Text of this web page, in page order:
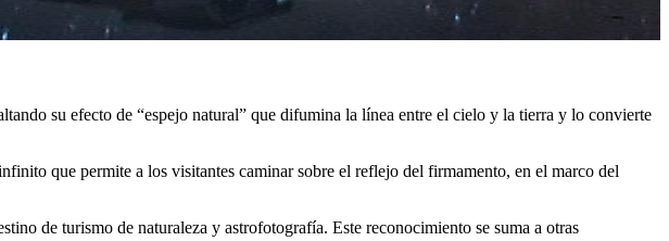
su efecto de “espejo natural” que difumina la línea entre el cielo y la tierra y lo convierte
que permite a los visitantes caminar sobre el reflejo del firmamento, en el marco del
de turismo de naturaleza y astrofotografía. Este reconocimiento se suma a otras